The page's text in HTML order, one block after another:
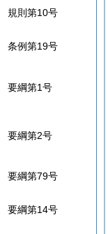
規則第10号
条例第19号
要綱第1号
要綱第2号
要綱第79号
要綱第14号